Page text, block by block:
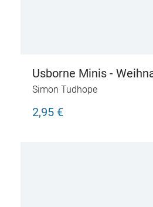
Usborne Minis -
Simon Tudhope
2,95 €